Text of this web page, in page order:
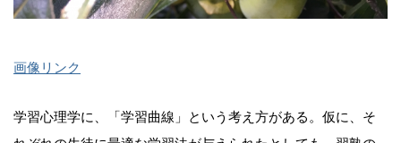
画像リンク
学習心理学に、「学習曲線」という考え方がある。仮に、そ